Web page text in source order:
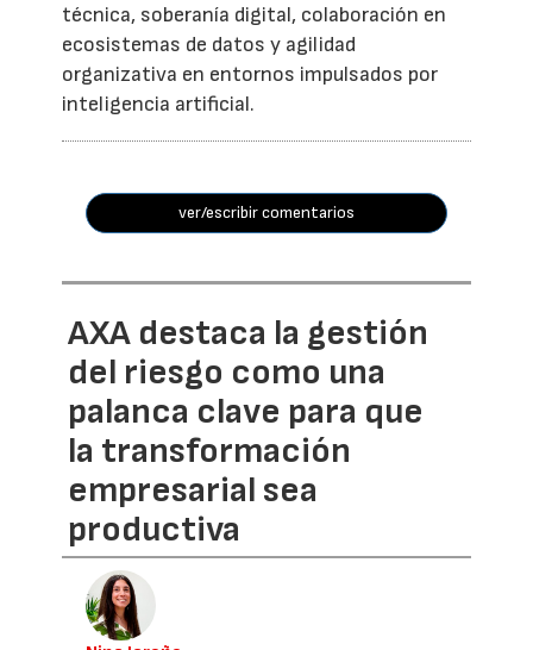
técnica, soberanía digital, colaboración en
ecosistemas de datos y agilidad
organizativa en entornos impulsados por
inteligencia artificial.
ver/escribir comentarios
AXA destaca la gestión
del riesgo como una
palanca clave para que
la transformación
empresarial sea
productiva